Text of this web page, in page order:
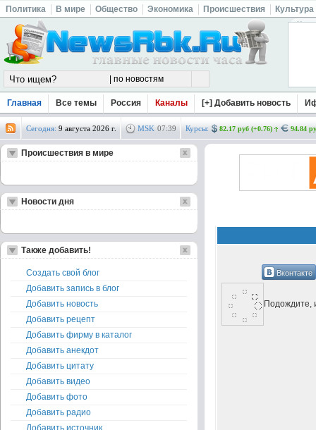
Политика В мире Общество Экономика Происшествия Культура
Главная Все темы Россия Каналы [+] Добавить новость
Сегодня: 9 августа 2026 г. MSK 07:39 Курсы: 82.17 руб (+0.76) 94.84
Вконтакте
Подождите,
Происшествия в мире
Новости дня
Также добавить!
Создать свой блог
Добавить запись в блог
Добавить новость
Добавить рецепт
Добавить фирму в каталог
Добавить анекдот
Добавить цитату
Добавить видео
Добавить фото
Добавить радио
Добавить источник